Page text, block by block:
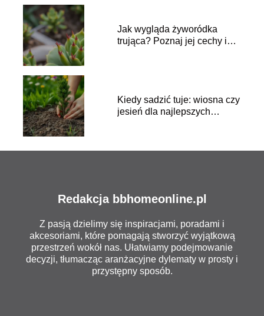
Jak wygląda żyworódka
trująca? Poznaj jej cechy i
Kiedy sadzić tuje: wiosna czy
jesień dla najlepszych
Redakcja bbhomeonline.pl
Z pasją dzielimy się inspiracjami, poradami i
akcesoriami, które pomagają stworzyć wyjątkową
przestrzeń wokół nas. Ułatwiamy podejmowanie
decyzji, tłumacząc aranżacyjne dylematy w prosty i
przystępny sposób.